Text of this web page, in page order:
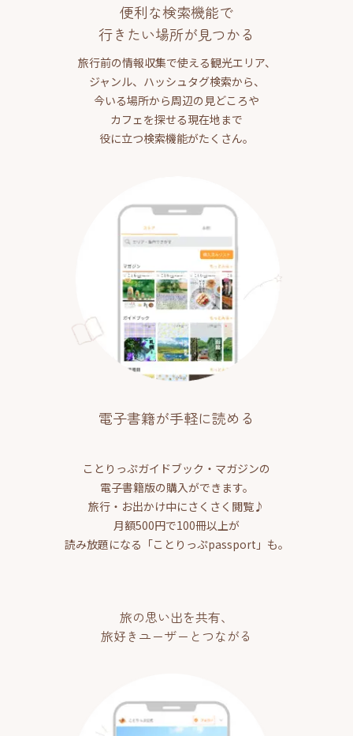
便利な検索機能で
行きたい場所が見つかる
旅行前の情報収集で使える観光エリア、
ジャンル、ハッシュタグ検索から、
今いる場所から周辺の見どころや
カフェを探せる現在地まで
役に立つ検索機能がたくさん。
電子書籍が手軽に読める
ことりっぷガイドブック・マガジンの
電子書籍版の購入ができます。
旅行・お出かけ中にさくさく閲覧♪
月額500円で100冊以上が
読み放題になる「ことりっぷpassport」も。
旅の思い出を共有、
旅好きユーザーとつながる